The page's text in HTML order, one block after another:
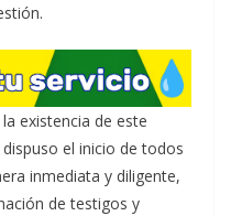
existencia de este
el inicio de todos
inmediata y diligente,
de testigos y